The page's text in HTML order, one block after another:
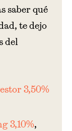
saber qué
te dejo
del
3,50%
3,10%,